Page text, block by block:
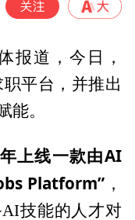
报道，今日，
平台，并推出
能。
上线一款由AI
Platform” ，
技能的人才对